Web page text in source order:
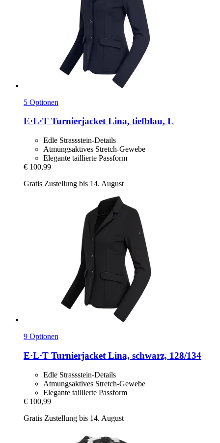
5 Optionen
E·L·T Turnierjacket Lina, tiefblau, L
Edle Strassstein-Details
Atmungsaktives Stretch-Gewebe
Elegante taillierte Passform
€ 100,99
Gratis Zustellung bis 14. August
9 Optionen
E·L·T Turnierjacket Lina, schwarz, 128/134
Edle Strassstein-Details
Atmungsaktives Stretch-Gewebe
Elegante taillierte Passform
€ 100,99
Gratis Zustellung bis 14. August